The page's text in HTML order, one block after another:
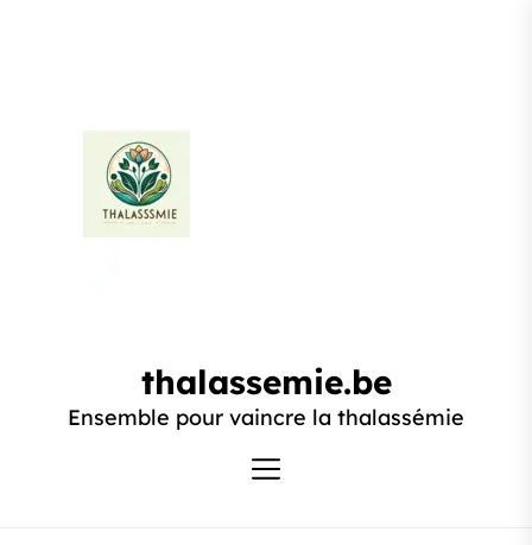
thalassemie.be
thalassemie.be
Ensemble pour vaincre la thalassémie